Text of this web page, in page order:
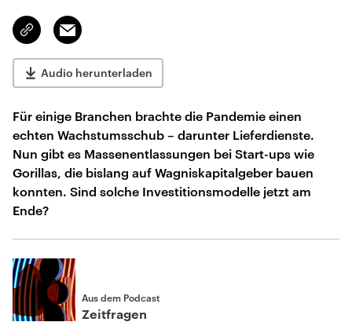
Link
kopieren/teilen
Email
Audio herunterladen
Für einige Branchen brachte die Pandemie einen
echten Wachstumsschub – darunter Lieferdienste.
Nun gibt es Massenentlassungen bei Start-ups wie
Gorillas, die bislang auf Wagniskapitalgeber bauen
konnten. Sind solche Investitionsmodelle jetzt am
Ende?
Aus dem Podcast
Zeitfragen